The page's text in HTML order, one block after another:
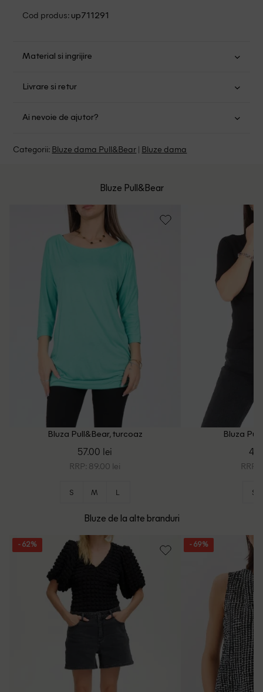
Cod produs: up711291
Material si ingrijire
Nu folositi inalbitor
Nu uscati in uscator
Curatati delicat cu percloretilena
Livrare si retur
mare de 149.00 lei.
Ai nevoie de ajutor?
Whatsapp/Telefon: +40 (771) 404 643
contact@outletmag.ro
Intrebari frecvente
Categorii: Bluze dama Pull&Bear | Bluze dama
Bluze Pull&Bear
Bluza Pull&Bear, turcoaz
57.00 lei
RRP: 89.00 lei
S M L
Bluza
RRP:
S
Bluze de la alte branduri
- 62% - 69%